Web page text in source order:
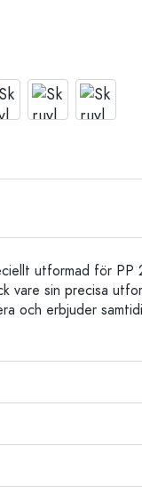
utformad för PP
vare sin precisa
och erbjuder